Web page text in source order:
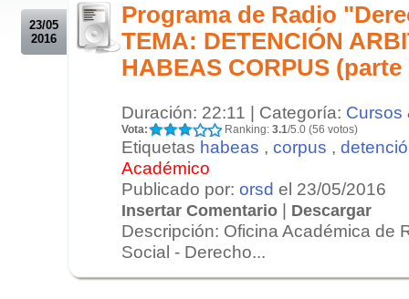
23/05
2016
Programa de Radio
TEMA: DETENCIÓN
HABEAS CORPUS (parte
Duración: 22:11 | Categoría: Cursos
Vota: Ranking: 3.1/5.0 (56 votos)
Etiquetas habeas , corpus ,
Académico
Publicado por: orsd el 23/05/2016
Insertar Comentario | Descargar
Descripción: Oficina Académica de
Social - Derecho...